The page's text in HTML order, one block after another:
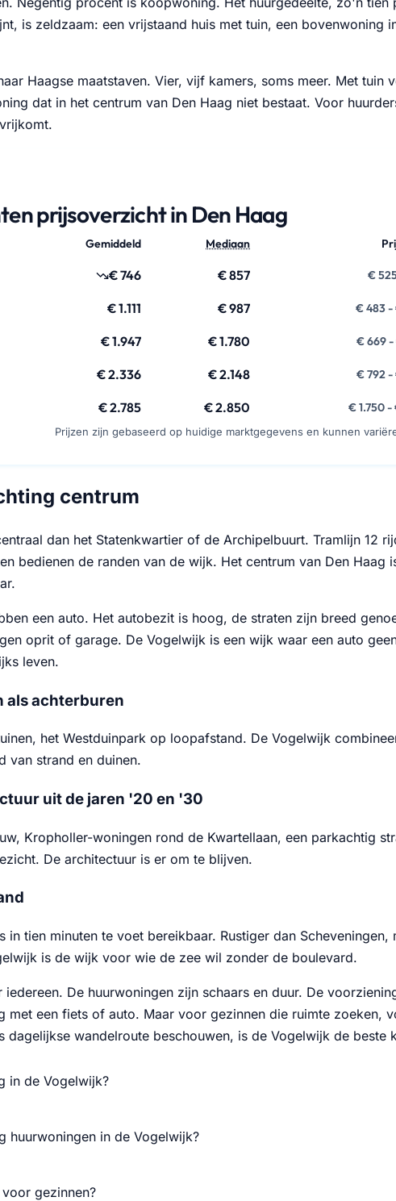
is zeldzaam: een vrijstaand huis met tuin, een bovenwoning
Haagse maatstaven. Vier, vijf kamers, soms meer. Met tuin
dat in het centrum van Den Haag niet bestaat. Voor
prijsoverzicht in Den Haag
Gemiddeld Mediaan
€ 746 € 857 €
€ 1.111 € 987 € 483
€ 1.947 € 1.780 € 669
€ 2.336 € 2.148 € 792
€ 2.785 € 2.850 € 1.750
Prijzen zijn gebaseerd op huidige marktgegevens en kunnen
centrum
dan het Statenkwartier of de Archipelbuurt. Tramlijn 12
bedienen de randen van de wijk. Het centrum van Den
een auto. Het autobezit is hoog, de straten zijn breed
oprit of garage. De Vogelwijk is een wijk waar een auto
leven.
als achterburen
het Westduinpark op loopafstand. De Vogelwijk
van strand en duinen.
uit de jaren '20 en '30
Kropholler-woningen rond de Kwartellaan, een parkachtig
De architectuur is er om te blijven.
in tien minuten te voet bereikbaar. Rustiger dan Scheveningen,
is de wijk voor wie de zee wil zonder de boulevard.
De huurwoningen zijn schaars en duur. De
met een fiets of auto. Maar voor gezinnen die ruimte zoeken,
dagelijkse wandelroute beschouwen, is de Vogelwijk de beste
in de Vogelwijk?
huurwoningen in de Vogelwijk?
gezinnen?